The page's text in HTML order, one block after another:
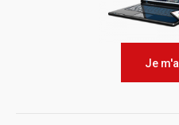
Je